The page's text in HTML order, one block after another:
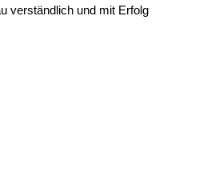
verständlich und mit Erfolg